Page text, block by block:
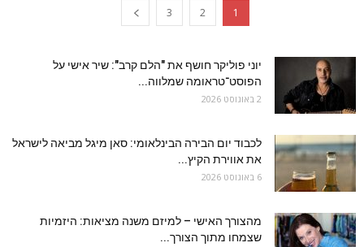
1
2
3
יוני פוליקר חושף את "הלם קרב": שיר אישי על
הפוסט־טראומה שמלווה...
2 באוגוסט 2026
לכבוד יום הבירה הבינלאומי: סאן מיגל מביאה לישראל
את אווירת הקיץ...
6 באוגוסט 2026
מהצורך האישי – למיזם משנה מציאות: היזמיות
שצמחו מתוך הצורך...